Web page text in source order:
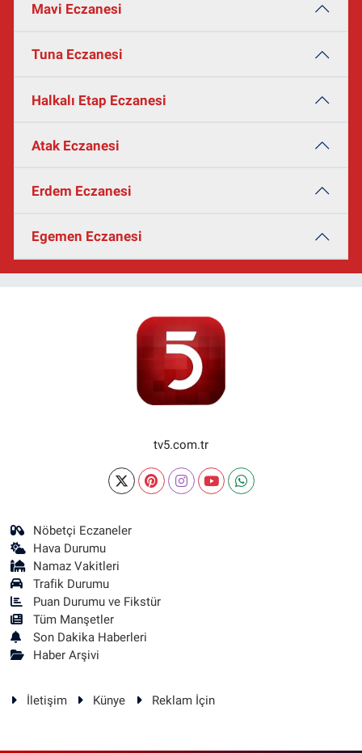
Mavi Eczanesi
Tuna Eczanesi
Halkalı Etap Eczanesi
Atak Eczanesi
Erdem Eczanesi
Egemen Eczanesi
tv5.com.tr
Nöbetçi Eczaneler
Hava Durumu
Namaz Vakitleri
Trafik Durumu
Puan Durumu ve Fikstür
Tüm Manşetler
Son Dakika Haberleri
Haber Arşivi
İletişim Künye Reklam İçin